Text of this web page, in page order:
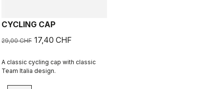
CYCLING CAP
29,00 CHF 17,40 CHF
A classic cycling cap with classic
Team Italia design.